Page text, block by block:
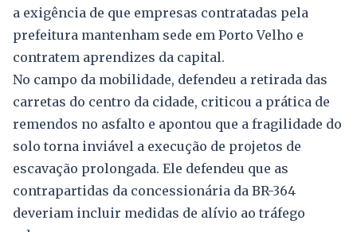
a exigência de que empresas contratadas pela
prefeitura mantenham sede em Porto Velho e
contratem aprendizes da capital.
No campo da mobilidade, defendeu a retirada das
carretas do centro da cidade, criticou a prática de
remendos no asfalto e apontou que a fragilidade do
solo torna inviável a execução de projetos de
escavação prolongada. Ele defendeu que as
contrapartidas da concessionária da BR-364
deveriam incluir medidas de alívio ao tráfego